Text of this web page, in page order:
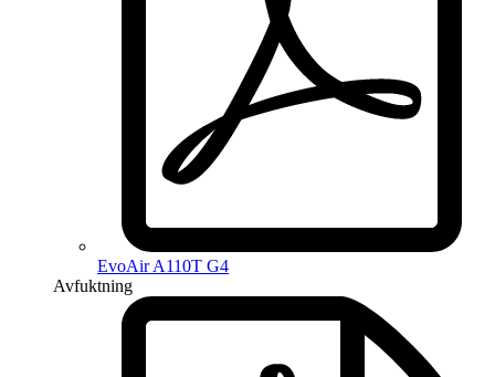
EvoAir A110T G4
Avfuktning